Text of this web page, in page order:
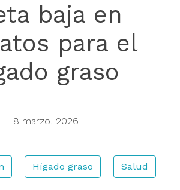
baja en
para el
graso
8 marzo, 2026
Hígado graso Salud